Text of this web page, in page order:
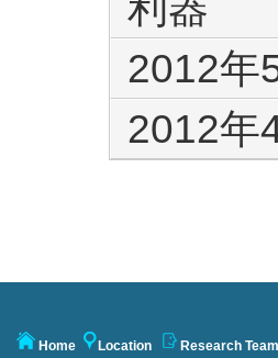
2012年
2012年
Home Location
Research Team